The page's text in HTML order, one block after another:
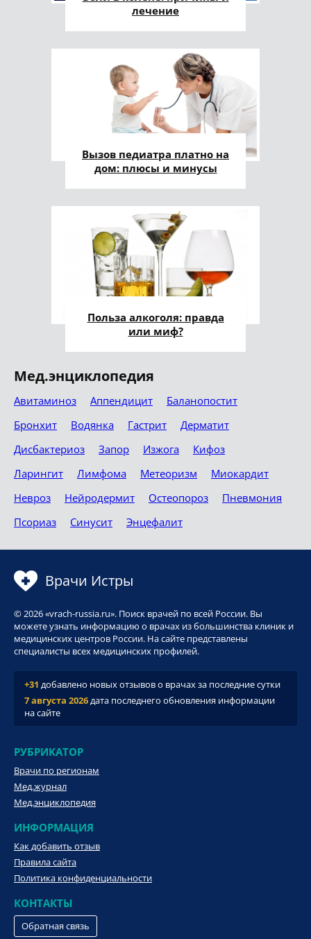
лечение
Вызов педиатра платно на
дом: плюсы и минусы
Польза алкоголя: правда
или миф?
Мед.энциклопедия
Авитаминоз Аппендицит
Баланопостит
Бронхит
Водянка Гастрит
Дерматит
Дисбактериоз
Запор Изжога
Кифоз
Ларингит
Лимфома Метеоризм
Миокардит
Невроз
Нейродермит Остеопороз
Пневмония
Псориаз
Синусит Энцефалит
Врачи Истры
© 2026 «vrach-russia.ru». Поиск врачей по всей России. Вы
можете узнать информацию о врачах из большинства клиник и
медицинских центров России. На сайте представлены
специалисты всех медицинских профилей.
+31 добавлено новых отзывов о врачах за последние сутки
7 августа 2026дата последнего обновления информации
на сайте
РУБРИКАТОР
Врачи по регионам
Мед.журнал
Мед.энциклопедия
ИНФОРМАЦИЯ
Как добавить отзыв
Правила сайта
Политика конфиденциальности
КОНТАКТЫ
Обратная связь